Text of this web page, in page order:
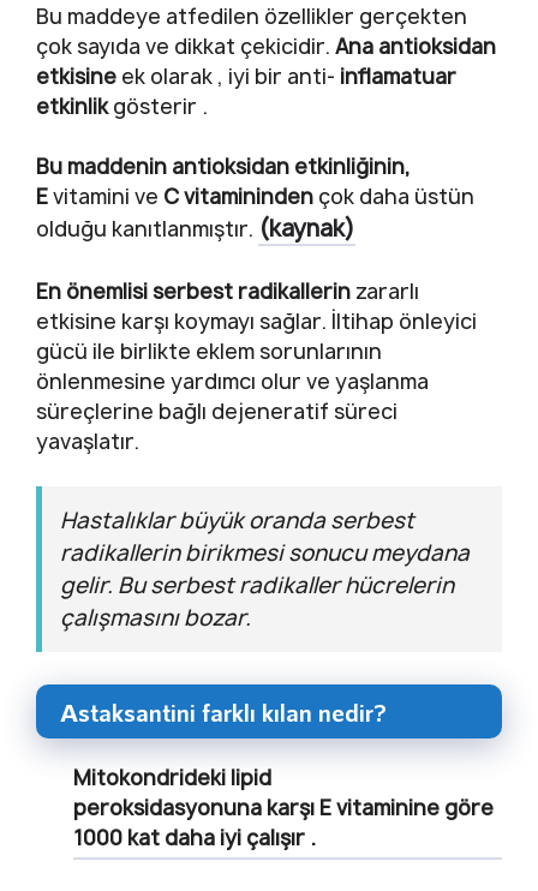
Bu maddeye atfedilen özellikler gerçekten
çok sayıda ve dikkat çekicidir. Ana antioksidan
etkisine ek olarak , iyi bir anti- inflamatuar
etkinlikgösterir .
Bu maddenin antioksidan etkinliğinin,
Evitamini ve C vitamininden çok daha üstün
olduğu kanıtlanmıştır. (kaynak)
En önemlisi serbest radikallerin zararlı
etkisine karşı koymayı sağlar. İltihap önleyici
gücü ile birlikte eklem sorunlarının
önlenmesine yardımcı olur ve yaşlanma
süreçlerine bağlı dejeneratif süreci
yavaşlatır.
Hastalıklar büyük oranda serbest
radikallerin birikmesi sonucu meydana
gelir. Bu serbest radikaller hücrelerin
çalışmasını bozar.
Astaksantini farklı kılan nedir?
Mitokondrideki lipid
peroksidasyonuna karşı E vitaminine göre
1000 kat daha iyi çalışır .